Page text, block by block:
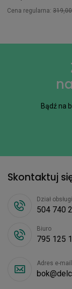
Cena regularna: 319,00
Bądź na
Skontaktuj
Dział
504 740
Biuro
795 125
Adres e-mail